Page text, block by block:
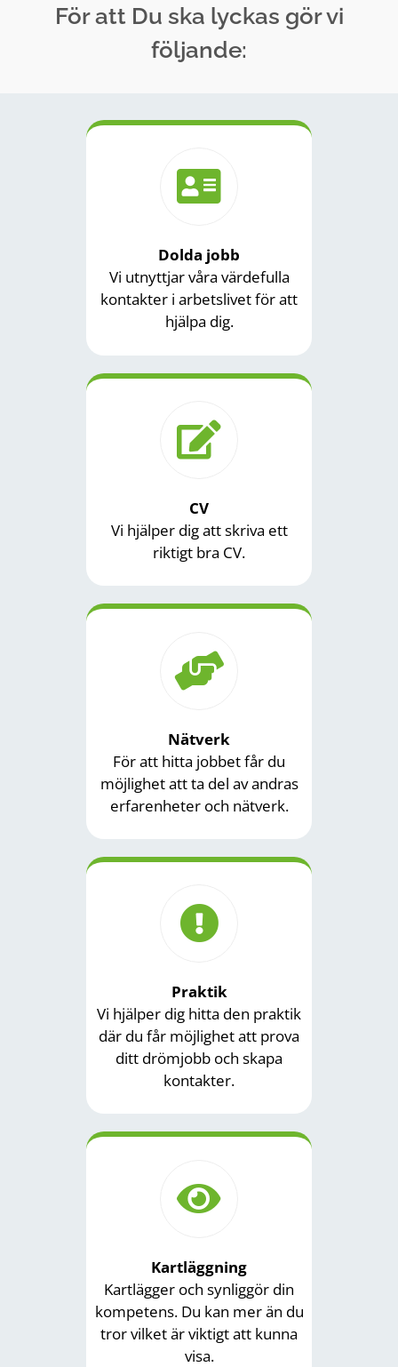
För att Du ska lyckas gör vi
följande:
Dolda jobb
Vi utnyttjar våra värdefulla
kontakter i arbetslivet för att
hjälpa dig.
CV
Vi hjälper dig att skriva ett
riktigt bra CV.
Nätverk
För att hitta jobbet får du
möjlighet att ta del av andras
erfarenheter och nätverk.
Praktik
Vi hjälper dig hitta den praktik
där du får möjlighet att prova
ditt drömjobb och skapa
kontakter.
Kartläggning
Kartlägger och synliggör din
kompetens. Du kan mer än du
tror vilket är viktigt att kunna
visa.